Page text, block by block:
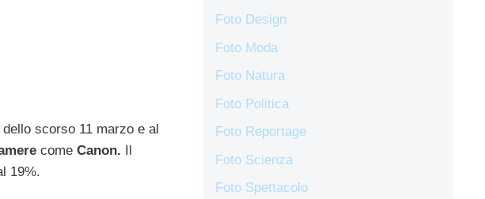
scorso 11 marzo e al
come Canon.
19%.
Foto Design
Foto Moda
Foto Natura
Foto Politica
Foto Reportage
Foto Scienza
Foto Spettacolo